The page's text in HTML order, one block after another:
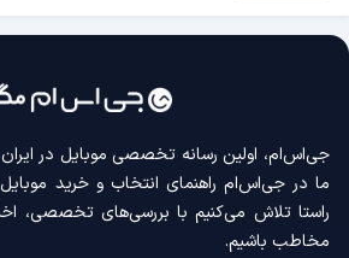
جی‌اس‌ام، اولین رسانه‌ تخصصی موبایل در
ما در جی‌اس‌ام راهنمای انتخاب و خرید
راستا تلاش می‌کنیم با بررسی‌های تخصصی،
مخاطب باشیم.